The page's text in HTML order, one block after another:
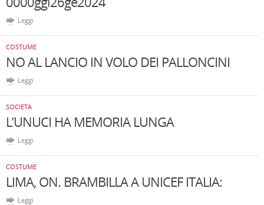
Leggi
COSTUME
NO AL LANCIO IN VOLO DEI PALLONCINI
Leggi
SOCIETÀ
L’UNUCI HA MEMORIA LUNGA
Leggi
COSTUME
LIMA, ON. BRAMBILLA A UNICEF ITALIA:
Leggi